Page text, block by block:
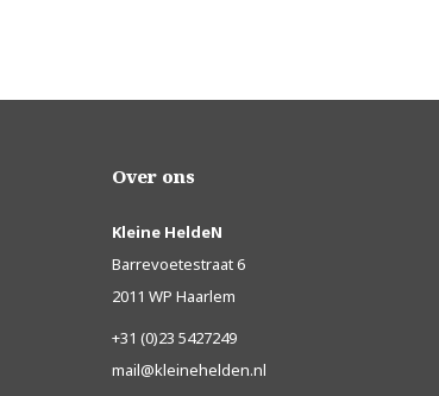
Over ons
Kleine HeldeN
Barrevoetestraat 6
2011 WP Haarlem
+31 (0)23 5427249
mail@kleinehelden.nl